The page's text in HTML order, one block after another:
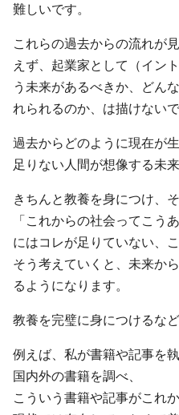
難しいです。
これらの過去からの流れが
えず、起業家として（イン
う未来があるべきか、どん
れられるのか、は描けないで
過去からどのように現在が
足りない人間が想像する未
きちんと教養を身につけ、そ
「これからの社会ってこう
にはコレが足りていない、
そう考えていくと、未来か
るようになります。
教養を完璧に身につけるな
例えば、私が書籍や記事を
国内外の書籍を調べ、
こういう書籍や記事がこれ